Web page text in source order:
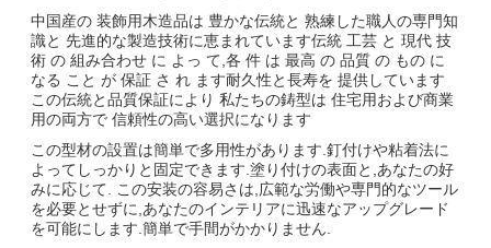
中国産の 装飾用木造品は 豊かな伝統と 熟練した職人の専門知
識と 先進的な製造技術に恵まれています伝統 工芸 と 現代 技
術 の 組み合わせ に よっ て,各 件 は 最高 の 品質 の もの に
なる こと が 保証 さ れ ます耐久性と長寿を 提供しています
この伝統と品質保証により 私たちの鋳型は 住宅用および商業
用の両方で 信頼性の高い選択になります
この型材の設置は簡単で多用性があります.釘付けや粘着法に
よってしっかりと固定できます.塗り付けの表面と,あなたの好
みに応じて. この安装の容易さは,広範な労働や専門的なツール
を必要とせずに,あなたのインテリアに迅速なアップグレード
を可能にします.簡単で手間がかかりません.